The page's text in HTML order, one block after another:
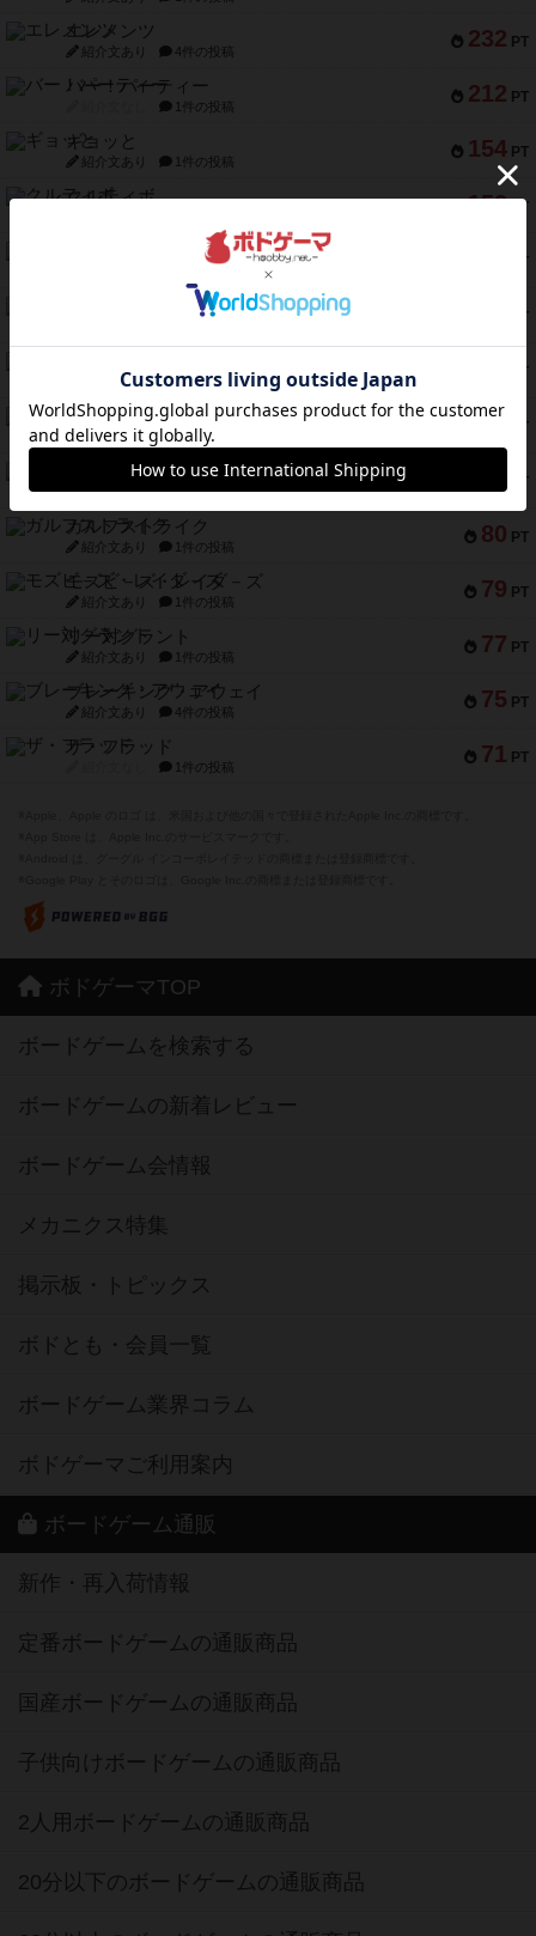
232 PT
エレメンツ
紹介文あり 4件の投稿
212 PT
バー！パーティー
1件の投稿
154 PT
ギョッと
紹介文あり 1件の投稿
152 PT
クルティボ
PT
PT
ドブル：ポケットモンスター
PT
紹介文なし 5件の投稿
94 PT
ファースト・イン・フライト
紹介文あり 3件の投稿
PT
ダイススローン
紹介文なし 1件の投稿
80 PT
ガルフストライク
紹介文あり 1件の投稿
79 PT
モズビ－ズ・レイダ－ズ
紹介文あり 1件の投稿
77 PT
リー対グラント
紹介文あり 1件の投稿
75 PT
ブレーキング・アウェイ
紹介文あり 4件の投稿
71 PT
ザ・フラッド
1件の投稿
ボドゲーマTOP
ボードゲームを検索する
ボードゲームの新着レビュー
ボードゲーム会情報
メカニクス特集
掲示板・トピックス
ボドとも・会員一覧
ボードゲーム業界コラム
ボドゲーマご利用案内
ボードゲーム通販
新作・再入荷情報
定番ボードゲームの通販商品
国産ボードゲームの通販商品
子供向けボードゲームの通販商品
2人用ボードゲームの通販商品
20分以下のボードゲームの通販商品